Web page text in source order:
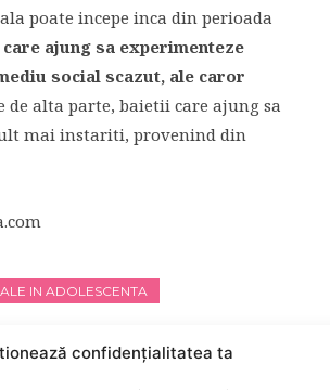
confidențialitatea ta
poate incepe inca din perioada
ajung sa experimenteze
social scazut, ale caror
de alta parte, baietii care ajung sa
mai instariti, provenind din
IN ADOLESCENTA